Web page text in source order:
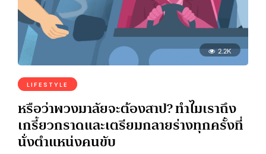
2.2K
LIFESTYLE
หรือว่าพวงมาลัยจะต้องสาป? ทำไมเราถึง
เกรี้ยวกราดและเตรียมกลายร่างทุกครั้งที่
นั่งตำแหน่งคนขับ